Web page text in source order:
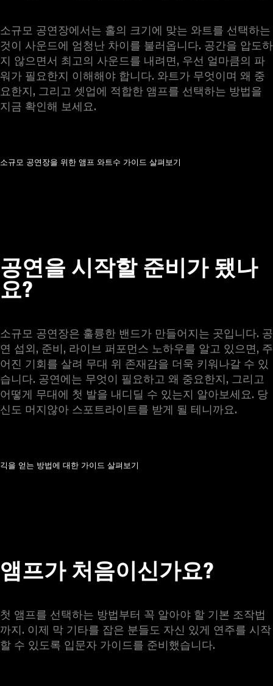
소규모 공연장에서는 홀의 크기에 맞는 와트를 선택하는
것이 사운드에 엄청난 차이를 불러옵니다. 공간을 압도하
지 않으면서 최고의 사운드를 내려면, 우선 얼마큼의 파
워가 필요한지 이해해야 합니다. 와트가 무엇이며 왜 중
요한지, 그리고 셋업에 적합한 앰프를 선택하는 방법을
지금 확인해 보세요.
소규모 공연장을 위한 앰프 와트수 가이드 살펴보기
공연을 시작할 준비가 됐나
요?
소규모 공연장은 훌륭한 밴드가 만들어지는 곳입니다. 공
연 섭외, 준비, 라이브 퍼포먼스 노하우를 알고 있으면, 주
어진 기회를 살려 무대 위 존재감을 더욱 키워나갈 수 있
습니다. 공연에는 무엇이 필요하고 왜 중요한지, 그리고
어떻게 무대에 첫 발을 내디딜 수 있는지 알아보세요. 당
신도 머지않아 스포트라이트를 받게 될 테니까요.
긱을 얻는 방법에 대한 가이드 살펴보기
앰프가 처음이신가요?
첫 앰프를 선택하는 방법부터 꼭 알아야 할 기본 조작법
까지. 이제 막 기타를 잡은 분들도 자신 있게 연주를 시작
할 수 있도록 입문자 가이드를 준비했습니다.